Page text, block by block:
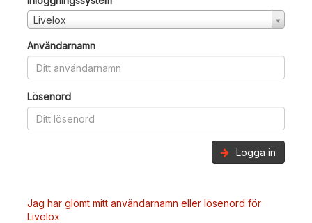
Livelox
Användarnamn
Lösenord
Logga in
Jag har glömt mitt användarnamn eller lösenord för
Livelox